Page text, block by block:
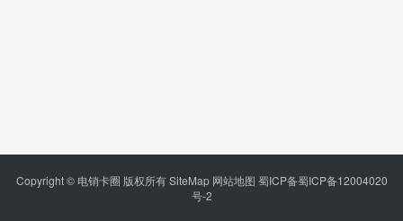
Copyright © 电销卡圈 版权所有SiteMap 网站地图 蜀ICP备蜀ICP备12004020
号-2